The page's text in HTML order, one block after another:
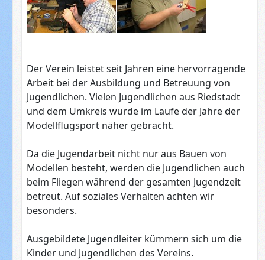
Der Verein leistet seit Jahren eine hervorragende
Arbeit bei der Ausbildung und Betreuung von
Jugendlichen. Vielen Jugendlichen aus Riedstadt
und dem Umkreis wurde im Laufe der Jahre der
Modellflugsport näher gebracht.
Da die Jugendarbeit nicht nur aus Bauen von
Modellen besteht, werden die Jugendlichen auch
beim Fliegen während der gesamten Jugendzeit
betreut. Auf soziales Verhalten achten wir
besonders.
Ausgebildete Jugendleiter kümmern sich um die
Kinder und Jugendlichen des Vereins.